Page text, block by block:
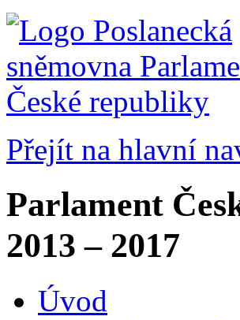
Přejít na hlavní
Parlament
2013 – 2017
Úvod